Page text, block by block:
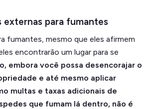
externas para fumantes
fumantes, mesmo que eles afirmem
encontrarão um lugar para se
embora você possa desencorajar o
e até mesmo aplicar
multas e taxas adicionais de
que fumam lá dentro, não é